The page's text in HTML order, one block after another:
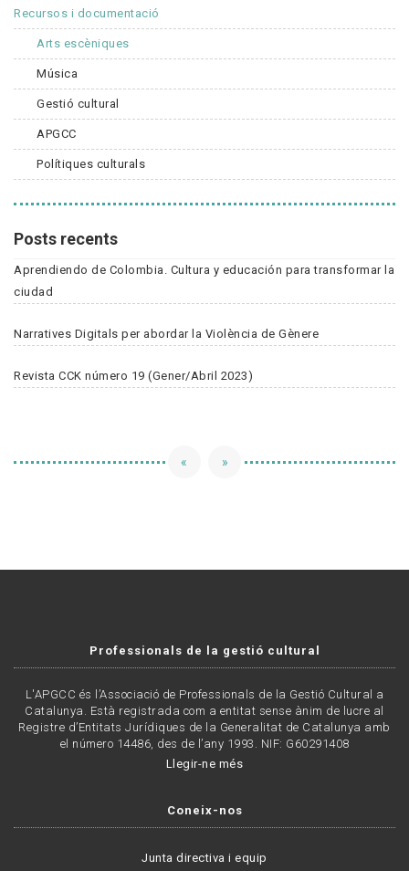
Recursos i documentació
Arts escèniques
Música
Gestió cultural
APGCC
Polítiques culturals
Posts recents
Aprendiendo de Colombia. Cultura y educación para transformar la
ciudad
Narratives Digitals per abordar la Violència de Gènere
Revista CCK número 19 (Gener/Abril 2023)
« »
Professionals de la gestió cultural
L'APGCC és l’Associació de Professionals de la Gestió Cultural a
Catalunya. Està registrada com a entitat sense ànim de lucre al
Registre d’Entitats Jurídiques de la Generalitat de Catalunya amb
el número 14486, des de l’any 1993. NIF: G60291408
Llegir-ne més
Coneix-nos
Junta directiva i equip